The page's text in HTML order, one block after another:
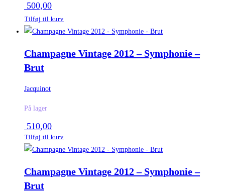
500,00
Tilføj til kurv
Champagne Vintage 2012 – Symphonie –
Brut
Jacquinot
På lager
510,00
Tilføj til kurv
Champagne Vintage 2012 – Symphonie –
Brut